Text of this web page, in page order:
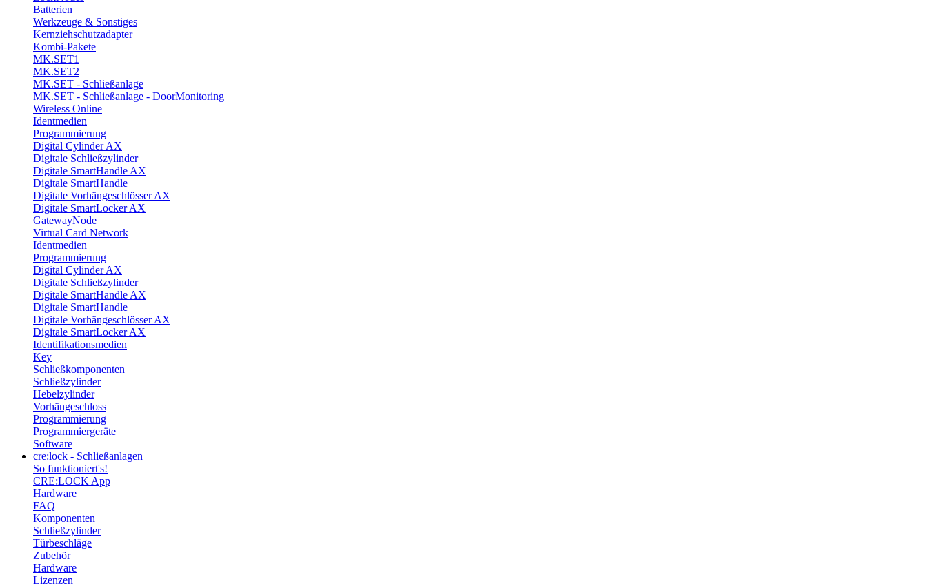
Batterien
Werkzeuge & Sonstiges
Kernziehschutzadapter
Kombi-Pakete
MK.SET1
MK.SET2
MK.SET - Schließanlage
MK.SET - Schließanlage - DoorMonitoring
Wireless Online
Identmedien
Programmierung
Digital Cylinder AX
Digitale Schließzylinder
Digitale SmartHandle AX
Digitale SmartHandle
Digitale Vorhängeschlösser AX
Digitale SmartLocker AX
GatewayNode
Virtual Card Network
Identmedien
Programmierung
Digital Cylinder AX
Digitale Schließzylinder
Digitale SmartHandle AX
Digitale SmartHandle
Digitale Vorhängeschlösser AX
Digitale SmartLocker AX
Identifikationsmedien
Key
Schließkomponenten
Schließzylinder
Hebelzylinder
Vorhängeschloss
Programmierung
Programmiergeräte
Software
cre:lock - Schließanlagen
So funktioniert's!
CRE:LOCK App
Hardware
FAQ
Komponenten
Schließzylinder
Türbeschläge
Zubehör
Hardware
Lizenzen